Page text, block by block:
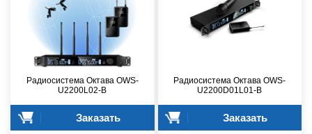
Радиосистема Октава OWS-
U2200L02-B
Заказать
Радиосистема Октава OWS-
U2200D01L01-B
Заказать